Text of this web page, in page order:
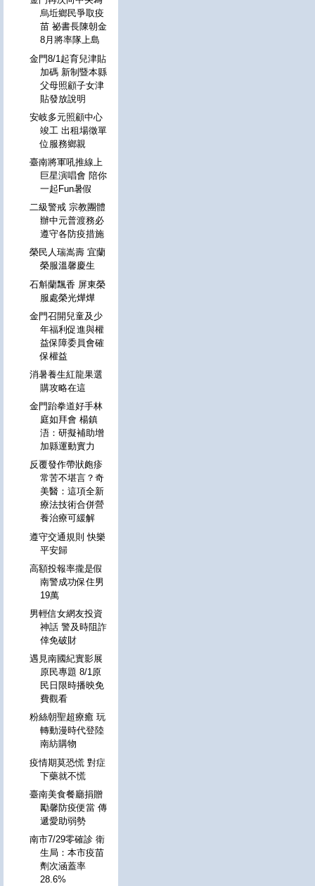
烏坵鄉民爭取疫
苗 祕書長陳朝金
8月將率隊上島
金門8/1起育兒津貼
加碼 新制暨本縣
父母照顧子女津
貼發放說明
安岐多元照顧中心
竣工 出租場徵單
位服務鄉親
臺南將軍吼推線上
巨星演唱會 陪你
一起Fun暑假
二級警戒 宗教團體
辦中元普渡務必
遵守各防疫措施
榮民人瑞嵩壽 宜蘭
榮服溫馨慶生
石斛蘭飄香 屏東榮
服處榮光燁燁
金門召開兒童及少
年福利促進與權
益保障委員會確
保權益
消暑養生紅龍果選
購攻略在這
金門跆拳道好手林
庭如拜會 楊鎮
浯：研擬補助增
加縣運動實力
反覆發作帶狀皰疹
常苦不堪言？奇
美醫：這項全新
療法技術合併營
養治療可緩解
遵守交通規則 快樂
平安歸
高額投報率攏是假
南警成功保住男
19萬
男輕信女網友投資
神話 警及時阻詐
倖免破財
遇見南國紀實影展
原民專題 8/1原
民日限時播映免
費觀看
粉絲朝聖超療癒 玩
轉動漫時代登陸
南紡購物
疫情期莫恐慌 對症
下藥就不慌
臺南美食餐廳捐贈
勵馨防疫便當 傳
遞愛助弱勢
南市7/29零確診 衛
生局：本市疫苗
劑次涵蓋率
28.6%